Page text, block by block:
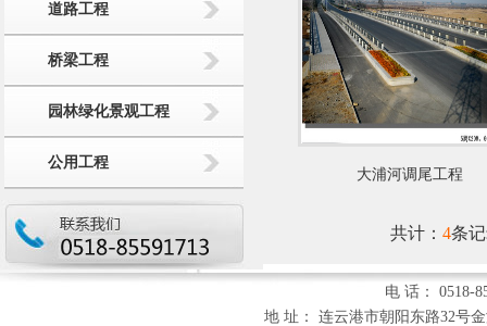
道路工程
桥梁工程
园林绿化景观工程
公用工程
大浦河调尾工程
共计： 4条
电 话： 0518-
地 址： 连云港市朝阳东路32号